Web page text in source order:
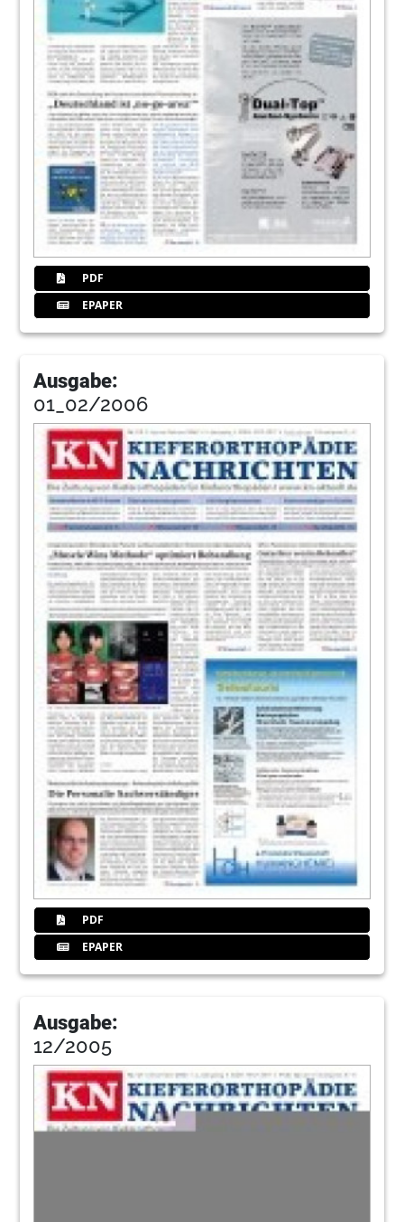
PDF
EPAPER
Ausgabe:
01_02/2006
PDF
EPAPER
Ausgabe:
12/2005